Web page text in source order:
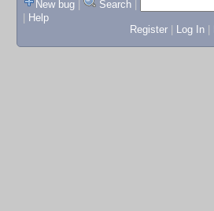
New bug
Search
Help
Register
Log In